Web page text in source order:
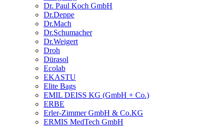
Dr. Paul Koch GmbH
Dr.Deppe
Dr.Mach
Dr.Schumacher
Dr.Weigert
Droh
Dürasol
Ecolab
EKASTU
Elite Bags
EMIL DEISS KG (GmbH + Co.)
ERBE
Erler-Zimmer GmbH & Co.KG
ERMIS MedTech GmbH